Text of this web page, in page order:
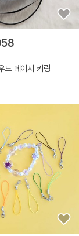
드 데이지 키링